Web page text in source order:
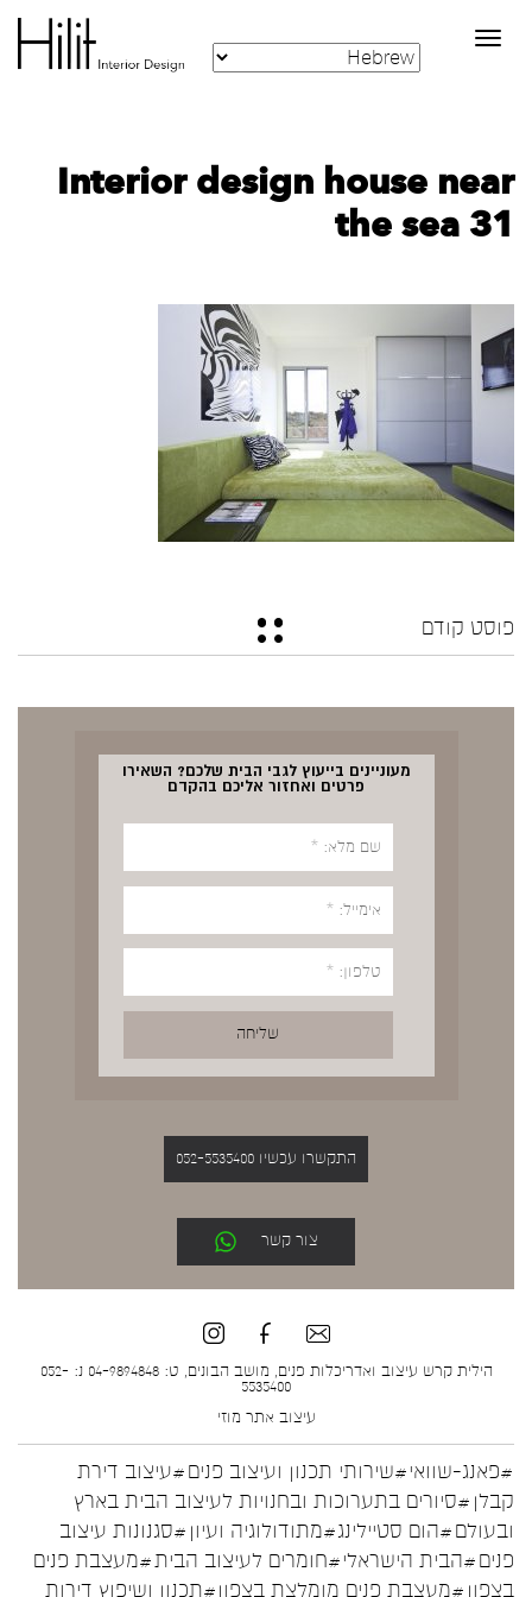
Toggle
navigation
Interior design house near
the sea 31
פוסט קודם
מעוניינים בייעוץ לגבי הבית שלכם? השאירו
פרטים ואחזור אליכם בהקדם
התקשרו עכשיו 052-5535400
צור קשר
הילית קרש עיצוב ואדריכלות פנים, מושב הבונים, ט: 04-9894848 נ: 052-
5535400
עיצוב אתר מוזי
#פאנג-שוואי#שירותי תכנון ועיצוב פנים#עיצוב דירת
קבלן #סיורים בתערוכות ובחנויות לעיצוב הבית בארץ
ובעולם#הום סטיילינג#מתודולוגיה ועיון #סגנונות עיצוב
פנים#הבית הישראלי#חומרים לעיצוב הבית#מעצבת פנים
בצפון #מעצבת פנים מומלצת בצפון#תכנון ושיפוץ דירות